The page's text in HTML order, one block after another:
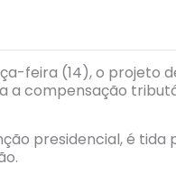
feira (14), o projeto
a compensação
presidencial, é